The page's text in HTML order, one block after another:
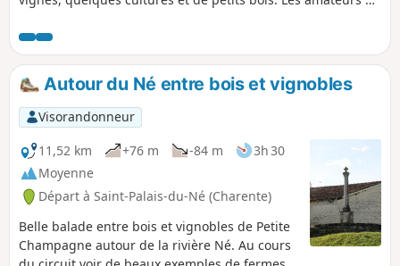
léger vallonnement de ce secteur.
Autour du Né entre bois et vignobles
Visorandonneur
11,52 km
+76 m -84 m
3h 30
Moyenne
Départ à Saint-Palais-du-Né (Charente)
Belle balade entre bois et vignobles de Petite
Champagne autour de la rivière Né. Au cours